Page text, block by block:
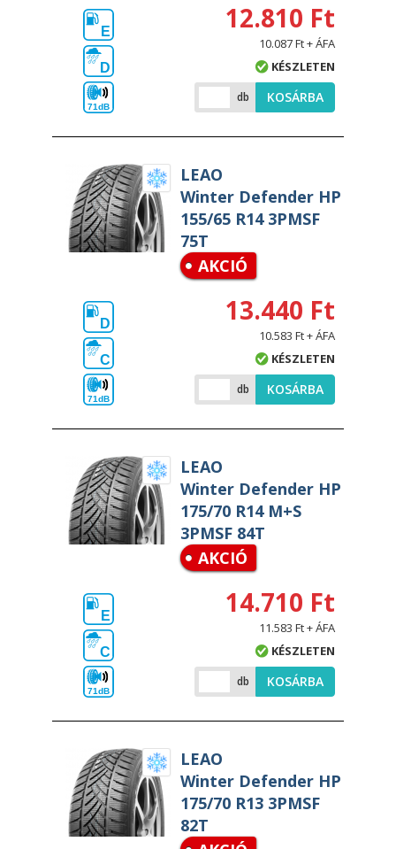
E
D
71dB
12.810 Ft
10.087 Ft + ÁFA
KÉSZLETEN
db KOSÁRBA
LEAO
Winter Defender HP
155/65 R14 3PMSF
75T
AKCIÓ
D
C
71dB
13.440 Ft
10.583 Ft + ÁFA
KÉSZLETEN
db KOSÁRBA
LEAO
Winter Defender HP
175/70 R14 M+S
3PMSF 84T
AKCIÓ
E
C
71dB
14.710 Ft
11.583 Ft + ÁFA
KÉSZLETEN
db KOSÁRBA
LEAO
Winter Defender HP
175/70 R13 3PMSF
82T